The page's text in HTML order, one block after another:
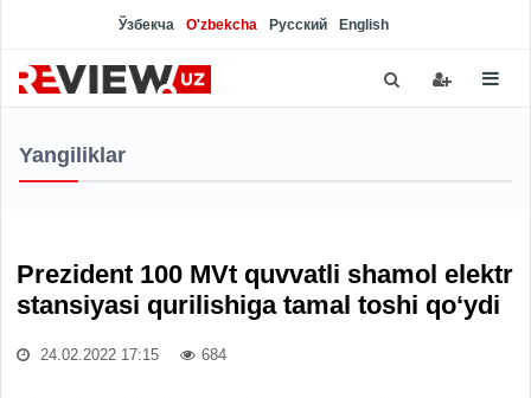
Ўзбекча O'zbekcha Русский English
Yangiliklar
Prezident 100 MVt quvvatli shamol elektr
stansiyasi qurilishiga tamal toshi qo‘ydi
24.02.2022 17:15 684